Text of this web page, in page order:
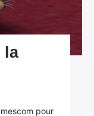
la
pour